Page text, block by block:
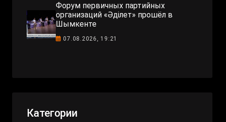
Форум первичных партийных
организаций «Әділет» прошёл в
Шымкенте
07.08.2026, 19:21
Категории